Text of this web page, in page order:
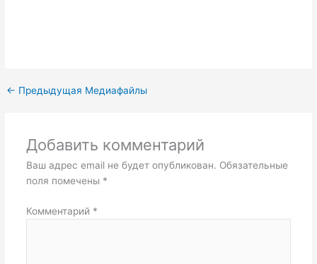
← Предыдущая Медиафайлы
Добавить комментарий
Ваш адрес email не будет опубликован. Обязательные
поля помечены *
Комментарий *